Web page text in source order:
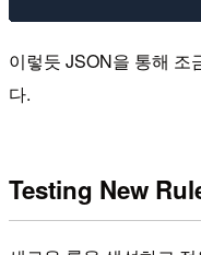
이렇듯 JSON을 통해 조
다.
Testing New